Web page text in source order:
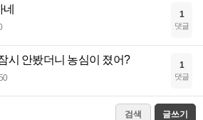
1
댓글
시 안봤더니 농심이 졌어? 1
댓글
검색 글쓰기